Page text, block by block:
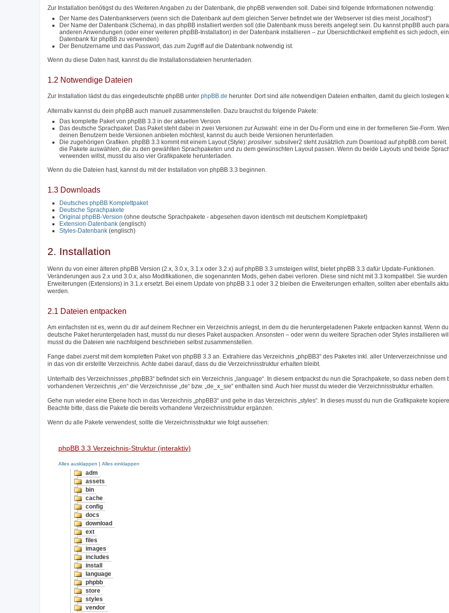
Zur Installation benötigst du des Weiteren Angaben zu der Datenbank, die phpBB verwenden soll. Dabei sind folgende Informationen notwendig:
Der Name des Datenbankservers (wenn sich die Datenbank auf dem gleichen Server befindet wie der Webserver ist dies meist „localhost“)
Der Name der Datenbank (Schema), in das phpBB installiert werden soll (die Datenbank muss bereits angelegt sein. Du kannst phpBB auch
anderen Anwendungen (oder einer weiteren phpBB-Installation) in der Datenbank installieren – zur Übersichtlichkeit empfiehlt es sich jedoch,
Datenbank für phpBB zu verwenden)
Der Benutzername und das Passwort, das zum Zugriff auf die Datenbank notwendig ist.
Wenn du diese Daten hast, kannst du die Installationsdateien herunterladen.
1.2 Notwendige Dateien
Zur Installation lädst du das eingedeutschte phpBB unter phpBB.de herunter. Dort sind alle notwendigen Dateien enthalten, damit du gleich loslegen
Alternativ kannst du dein phpBB auch manuell zusammenstellen. Dazu brauchst du folgende Pakete:
Das komplette Paket von phpBB 3.3 in der aktuellen Version
Das deutsche Sprachpaket. Das Paket steht dabei in zwei Versionen zur Auswahl: eine in der Du-Form und eine in der formelleren Sie-Form.
deinen Benutzern beide Versionen anbieten möchtest, kannst du auch beide Versionen herunterladen.
Die zugehörigen Grafiken. phpBB 3.3 kommt mit einem Layout (Style): prosilver. subsilver2 steht zusätzlich zum Download auf phpBB.com bereit.
die Pakete auswählen, die zu den gewählten Sprachpaketen und zu dem gewünschten Layout passen. Wenn du beide Layouts und beide
verwenden willst, musst du also vier Grafikpakete herunterladen.
Wenn du die Dateien hast, kannst du mit der Installation von phpBB 3.3 beginnen.
1.3 Downloads
Deutsches phpBB Komplettpaket
Deutsche Sprachpakete
Original phpBB-Version (ohne deutsche Sprachpakete - abgesehen davon identisch mit deutschem Komplettpaket)
Extension-Datenbank (englisch)
Styles-Datenbank (englisch)
2. Installation
Wenn du von einer älteren phpBB Version (2.x, 3.0.x, 3.1.x oder 3.2.x) auf phpBB 3.3 umsteigen willst, bietet phpBB 3.3 dafür Update-Funktionen.
Veränderungen aus 2.x und 3.0.x, also Modifikationen, die sogenannten Mods, gehen dabei verloren. Diese sind nicht mit 3.3 kompatibel. Sie wurden
Erweiterungen (Extensions) in 3.1.x ersetzt. Bei einem Update von phpBB 3.1 oder 3.2 bleiben die Erweiterungen erhalten, sollten aber ebenfalls
werden.
2.1 Dateien entpacken
Am einfachsten ist es, wenn du dir auf deinem Rechner ein Verzeichnis anlegst, in dem du die heruntergeladenen Pakete entpacken kannst. Wenn
deutsche Paket heruntergeladen hast, musst du nur dieses Paket auspacken. Ansonsten – oder wenn du weitere Sprachen oder Styles installieren
musst du die Dateien wie nachfolgend beschrieben selbst zusammenstellen.
Fange dabei zuerst mit dem kompletten Paket von phpBB 3.3 an. Extrahiere das Verzeichnis „phpBB3“ des Paketes inkl. aller Unterverzeichnisse und
in das von dir erstellte Verzeichnis. Achte dabei darauf, dass du die Verzeichnisstruktur erhalten bleibt.
Unterhalb des Verzeichnisses „phpBB3“ befindet sich ein Verzeichnis „language“. In diesem entpackst du nun die Sprachpakete, so dass neben dem
vorhandenen Verzeichnis „en“ die Verzeichnisse „de“ bzw. „de_x_sie“ enthalten sind. Auch hier musst du wieder die Verzeichnisstruktur erhalten.
Gehe nun wieder eine Ebene hoch in das Verzeichnis „phpBB3“ und gehe in das Verzeichnis „styles“. In dieses musst du nun die Grafikpakete
Beachte bitte, dass die Pakete die bereits vorhandene Verzeichnisstruktur ergänzen.
Wenn du alle Pakete verwendest, sollte die Verzeichnisstruktur wie folgt aussehen:
phpBB 3.3 Verzeichnis-Struktur (interaktiv)
Alles ausklappen Alles einklappen
adm
assets
bin
cache
config
docs
download
ext
files
images
includes
install
language
phpbb
store
styles
vendor